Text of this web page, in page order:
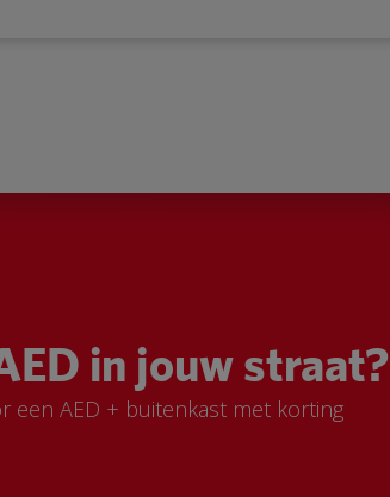
in jouw straat?
een AED + buitenkast met korting